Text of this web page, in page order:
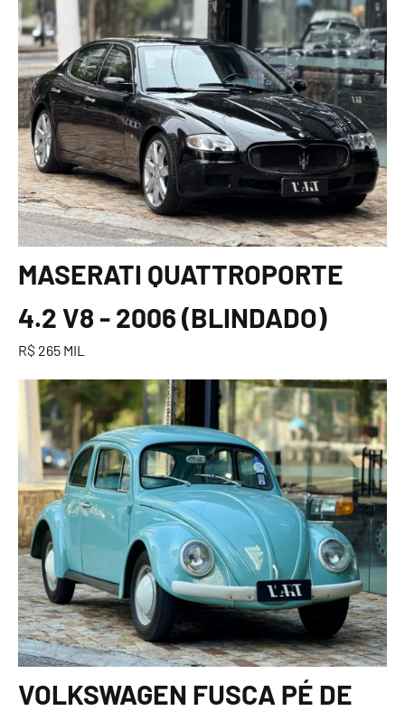
MASERATI QUATTROPORTE
4.2 V8 - 2006 (BLINDADO)
R$ 265 MIL
VOLKSWAGEN FUSCA PÉ DE